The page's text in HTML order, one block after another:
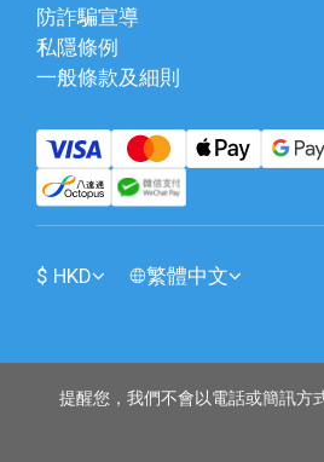
防詐騙宣導
私隱條例
一般條款及細則
$ HKD 繁體中文
提醒您，我們不會以電話或簡訊方